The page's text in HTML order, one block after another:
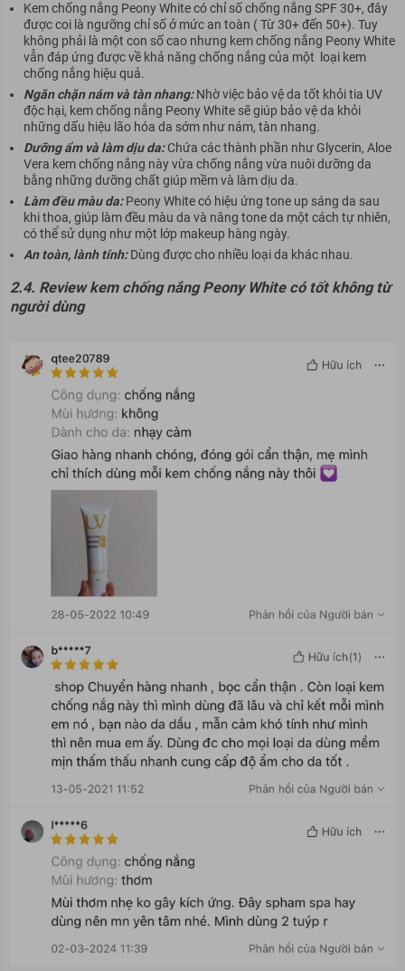
Kem chống nắng Peony White có chỉ số chống nắng SPF 30+, đây
được coi là ngưỡng chỉ số ở mức an toàn ( Từ 30+ đến 50+). Tuy
không phải là một con số cao nhưng kem chống nắng Peony White
vẫn đáp ứng được về khả năng chống nắng của một loại kem
chống nắng hiệu quả.
Ngăn chặn nám và tàn nhang:Nhờ việc bảo vệ da tốt khỏi tia UV
độc hại, kem chống nắng Peony White sẽ giúp bảo vệ da khỏi
những dấu hiệu lão hóa da sớm như nám, tàn nhang.
Dưỡng ẩm và làm dịu da:Chứa các thành phần như Glycerin, Aloe
Vera kem chống nắng này vừa chống nắng vừa nuôi dưỡng da
bằng những dưỡng chất giúp mềm và làm dịu da.
Làm đều màu da:Peony White có hiệu ứng tone up sáng da sau
khi thoa, giúp làm đều màu da và nâng tone da một cách tự nhiên,
có thể sử dụng như một lớp makeup hàng ngày.
An toàn, lành tính:Dùng được cho nhiều loại da khác nhau.
2.4. Review kem chống nắng Peony White có tốt không từ
người dùng